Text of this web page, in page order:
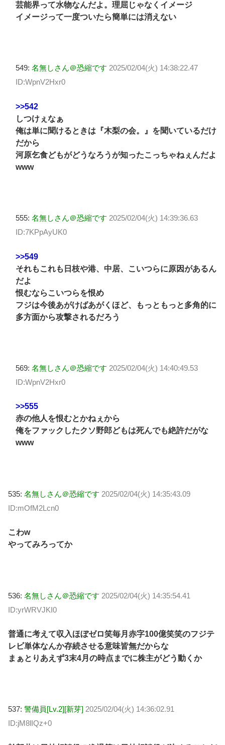
芸能界って水物なんだよ。理屈じゃなくイメージ
イメージって一度ついたら簡単には消えない
549: 名無しさん＠恐縮です 2025/02/04(火) 14:38:22.47
ID:WpnV2Hxr0
>>542
しつけぇなぁ
俺は単に聞けるときは『木梨の会。』を聞いているだけ
だから
河原乞食どもがどうなろうが知ったこっちゃねぇんだよ
www
555: 名無しさん＠恐縮です 2025/02/04(火) 14:39:36.63
ID:7KPpAyUK0
>>549
それもこれも日枝や港、中居、こいつらに原因があるん
だよ
恨むならこいつらを恨め
フジは今後あがけばあがくほど、もっともっと多角的に
多方面から攻撃されるだろう
569: 名無しさん＠恐縮です 2025/02/04(火) 14:40:49.53
ID:WpnV2Hxr0
>>555
赤の他人を恨むとかねぇから
俺をファックしたクソ野郎どもは死んでも絶許だがな
www
535: 名無しさん＠恐縮です 2025/02/04(火) 14:35:43.09
ID:mOfM2Lcn0
こわw
やってみろってか
536: 名無しさん＠恐縮です 2025/02/04(火) 14:35:54.41
ID:yrWRVJKI0
普通に考えて収入ほぼゼロ笑毎月赤字100億笑笑のフジテ
レビ単体なんか存続させる意味皆無だからな
まぁとりあえず3末4月の時点までに株主がどう動くか
537: 警備員[Lv.2][新芽] 2025/02/04(火) 14:36:02.91
ID:jM8lIQz+0